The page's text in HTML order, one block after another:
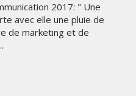
2017: " Une
avec elle une pluie de
de marketing et de